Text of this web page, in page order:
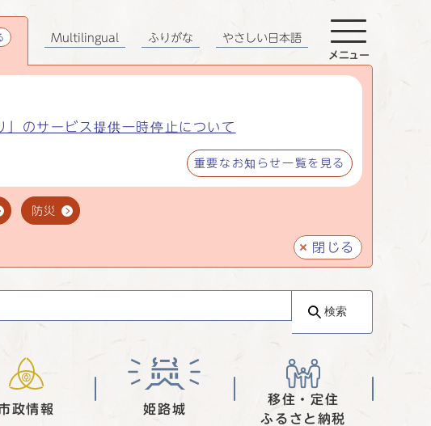
のサービス提供一時停止について
重要なお知らせ一覧を見る
防災
閉じる
Multilingual ふりがな やさしい日本語
メニュー
検索
政情報 姫路城
移住・定住
ふるさと納税